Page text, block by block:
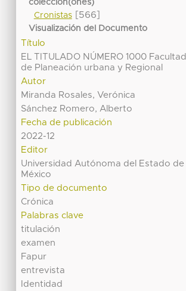
colección(ones)
Cronistas[566]
Visualización del Documento
Título
EL TITULADO NÚMERO 1000 Facultad
de Planeación urbana y Regional
Autor
Miranda Rosales, Verónica
Sánchez Romero, Alberto
Fecha de publicación
2022-12
Editor
Universidad Autónoma del Estado de
México
Tipo de documento
Crónica
Palabras clave
titulación
examen
Fapur
entrevista
Identidad